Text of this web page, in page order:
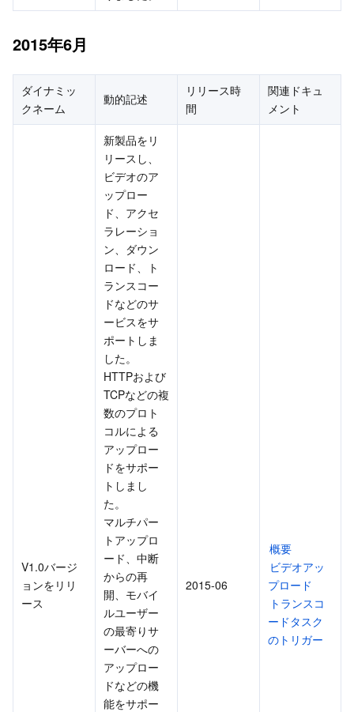
2015年6月
ダイナミッ
クネーム
動的記述
リリース時
間
関連ドキュ
メント
V1.0バージ
ョンをリリ
ース
新製品をリ
リースし、
ビデオのア
ップロー
ド、アクセ
ラレーショ
ン、ダウン
ロード、ト
ランスコー
ドなどのサ
ービスをサ
ポートしま
した。
HTTPおよび
TCPなどの複
数のプロト
コルによる
アップロー
ドをサポー
トしまし
た。
マルチパー
トアップロ
ード、中断
からの再
開、モバイ
ルユーザー
の最寄りサ
ーバーへの
アップロー
ドなどの機
能をサポー
2015-06
概要
ビデオアッ
プロード
トランスコ
ードタスク
のトリガー